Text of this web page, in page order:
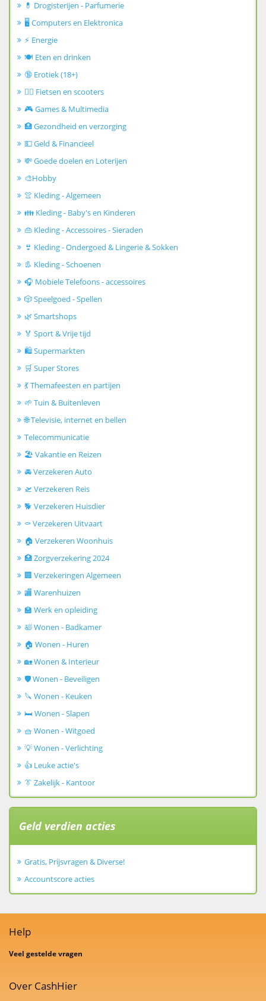
💊 Drogisterijen - Parfumerie
🖥️ Computers en Elektronica
⚡ Energie
🍽️ Eten en drinken
🔞 Erotiek (18+)
🚴‍♂️ Fietsen en scooters
🎮 Games & Multimedia
🏥 Gezondheid en verzorging
💵 Geld & Financieel
💸 Goede doelen en Loterijen
🎨Hobby
👚 Kleding - Algemeen
👪 Kleding - Baby's en Kinderen
👜 Kleding - Accessoires - Sieraden
👙 Kleding - Ondergoed & Lingerie & Sokken
👢 Kleding - Schoenen
🎧 Mobiele Telefoons - accessoires
🎲 Speelgoed - Spellen
🌿 Smartshops
🏅 Sport & Vrije tijd
🛍️ Supermarkten
🛒 Super Stores
💃 Themafeesten en partijen
🌱 Tuin & Buitenleven
🌐 Televisie, internet en bellen
Telecommunicatie
🏖️ Vakantie en Reizen
🚘 Verzekeren Auto
🛫 Verzekeren Reis
🐕 Verzekeren Huisdier
⚰️ Verzekeren Uitvaart
🏠 Verzekeren Woonhuis
🏥 Zorgverzekering 2024
🏢 Verzekeringen Algemeen
🏬 Warenhuizen
🏫 Werk en opleiding
🛀 Wonen - Badkamer
🏠 Wonen - Huren
🏡 Wonen & Interieur
🛡️ Wonen - Beveiligen
🔪 Wonen - Keuken
🛏️ Wonen - Slapen
🧺 Wonen - Witgoed
💡 Wonen - Verlichting
👍 Leuke actie's
👔 Zakelijk - Kantoor
Geld verdien acties
Gratis, Prijsvragen & Diverse!
Accountscore acties
Help
Veel gestelde vragen
Over CashHier